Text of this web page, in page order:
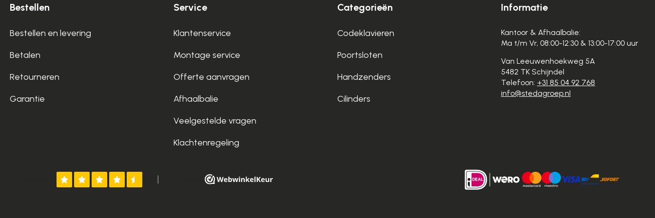
Bestellen
Bestellen en levering
Betalen
Retourneren
Garantie
Service
Klantenservice
Montage service
Offerte aanvragen
Afhaalbalie
Veelgestelde vragen
Klachtenregeling
Categorieën
Codeklavieren
Poortsloten
Handzenders
Cilinders
Informatie
Kantoor & Afhaalbalie:
Ma t/m Vr, 08:00-12:30 & 13:00-17:00 uur
Van Leeuwenhoekweg 5A
5482 TK Schijndel
Telefoon: +31 85 04 92 768
info@stedagroep.nl